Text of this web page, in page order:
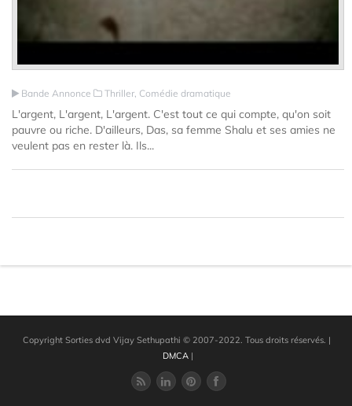
Bande Annonce Thriller, Comédie dramatique
L'argent, L'argent, L'argent. C'est tout ce qui compte, qu'on soit
pauvre ou riche. D'ailleurs, Das, sa femme Shalu et ses amies ne
veulent pas en rester là. Ils...
Copyright Sorties dvd Vijay Sethupathi © 2007-2022. Tous droits réservés. |
DMCA |